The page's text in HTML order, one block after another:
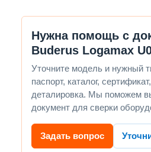
Нужна помощь с
Buderus Logamax
Уточните модель и нужный
паспорт, каталог,
деталировка. Мы поможем
документ для сверки
Задать вопрос